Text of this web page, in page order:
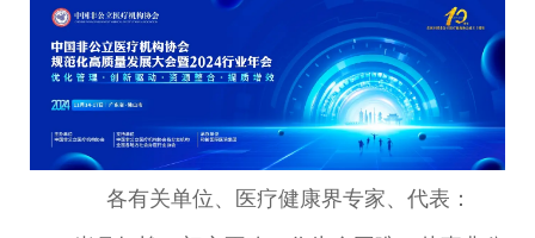
各有关单位、医疗健康界专家、代表：